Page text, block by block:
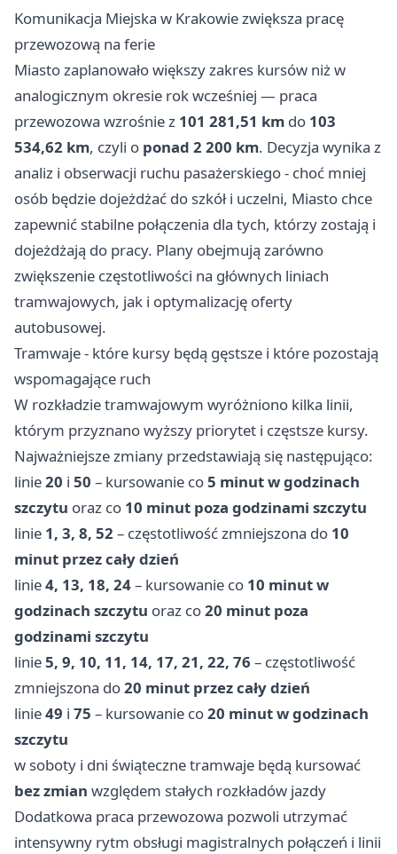
Komunikacja Miejska w Krakowie zwiększa pracę
przewozową na ferie
Miasto zaplanowało większy zakres kursów niż w
analogicznym okresie rok wcześniej — praca
przewozowa wzrośnie z 101 281,51 km do 103
534,62 km, czyli o ponad 2 200 km. Decyzja wynika z
analiz i obserwacji ruchu pasażerskiego - choć mniej
osób będzie dojeżdżać do szkół i uczelni, Miasto chce
zapewnić stabilne połączenia dla tych, którzy zostają i
dojeżdżają do pracy. Plany obejmują zarówno
zwiększenie częstotliwości na głównych liniach
tramwajowych, jak i optymalizację oferty
autobusowej.
Tramwaje - które kursy będą gęstsze i które pozostają
wspomagające ruch
W rozkładzie tramwajowym wyróżniono kilka linii,
którym przyznano wyższy priorytet i częstsze kursy.
Najważniejsze zmiany przedstawiają się następująco:
linie20 i 50 – kursowanie co5 minut w godzinach
szczytu oraz co 10 minut poza godzinami szczytu
linie 1, 3, 8, 52 – częstotliwość zmniejszona do 10
minut przez cały dzień
linie4, 13, 18, 24– kursowanie co 10 minut w
godzinach szczytu oraz co20 minut poza
godzinami szczytu
linie5, 9, 10, 11, 14, 17, 21, 22, 76 – częstotliwość
zmniejszona do20 minut przez cały dzień
linie49 i 75 – kursowanie co20 minut w godzinach
szczytu
w soboty i dni świąteczne tramwaje będą kursować
bez zmian względem stałych rozkładów jazdy
Dodatkowa praca przewozowa pozwoli utrzymać
intensywny rytm obsługi magistralnych połączeń i linii